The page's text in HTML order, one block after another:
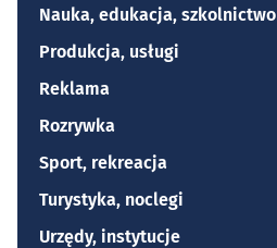
Nauka, edukacja, szkolnictwo
Produkcja, usługi
Reklama
Rozrywka
Sport, rekreacja
Turystyka, noclegi
Urzędy, instytucje